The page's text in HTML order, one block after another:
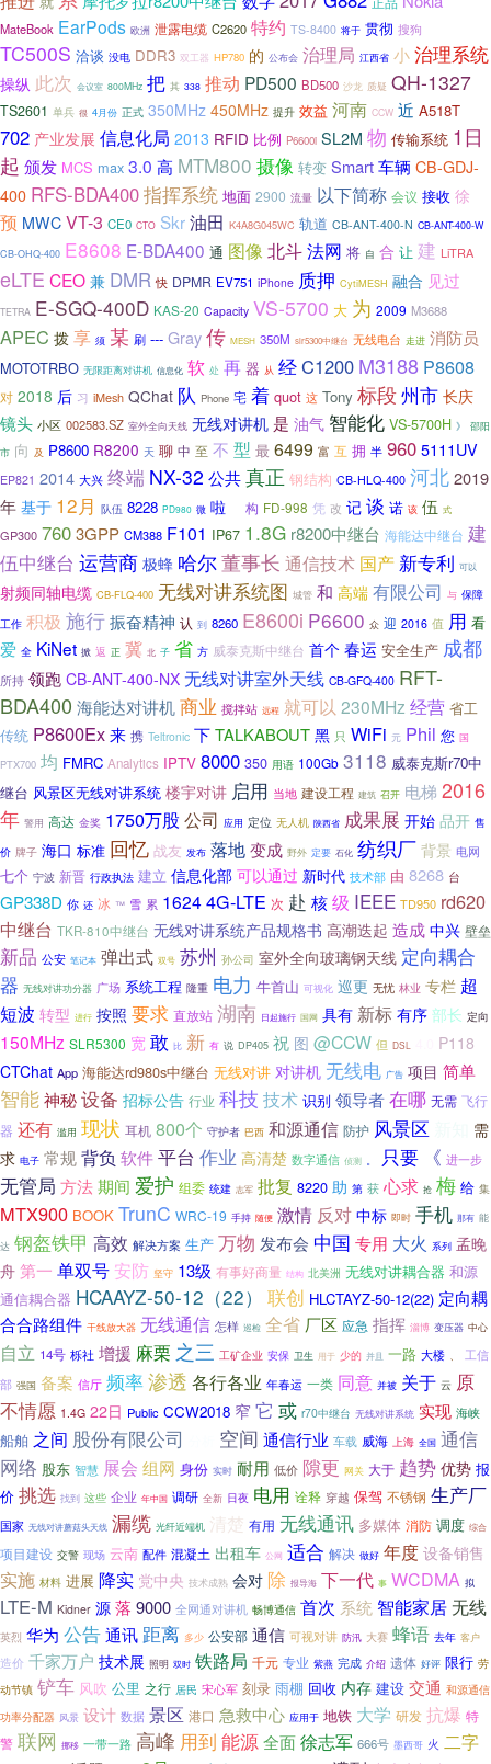
MateBook EarPods 欧洲 泄露电缆 C2620 特约 TS-8400 将于 贯彻 搜狗
TC500S 洽谈 没电 DDR3 双工器 HP780 的 公布会 治理局 江西省 小治理系统
操纵 此次 会议室 800MHz 把 其 338 推动 PD500 BD500 沙龙 质疑 QH-1327
TS2601 单兵 很 4月份 正式 350MHz 450MHz 提升 效益 河南 CCW 近 A518T
702 产业发展 信息化局 2013 RFID 比例 P6600i SL2M 物 传输系统 1日
起 颁发 MCS max 3.0 高 MTM800 摄像 转变 Smart车辆 CB-GDJ-
400 RFS-BDA400指挥系统 地面 2900 流量 以下简称 会议 接收 徐
预 MWC VT-3 CE0 CTO Skr油田 K4A8G045WC 轨道 CB-ANT-400-N CB-ANT-400-W
CB-OHQ-400 E8608 E-BDA400 通 图像 北斗法网 将 自 合 让 建 LiTRA
eLTE CEO兼 DMR 快 DPMR EV751 iPhone 质押 CytiMESH 融合 见过
TETRA E-SGQ-400D KAS-20 Capacity VS-5700 大 为 2009 M3688
APEC 拨 享 须 某 刷 --- Gray传 MESH 350M slr5300中继台 无线电台 走进 消防员
MOTOTRBO 无限距离对讲机 信息化 软 处 再 器 从 经C1200 M3188 P8608
对 2018 后 习 iMesh QChat 队 Phone 宅 着 quot 这 Tony 标段州市 长庆
镜头 小区 002583.SZ 室外全向天线 无线对讲机 是 油气 智能化 VS-5700H 》
邵阳
市 向 及 P8600 R8200 天 聊 中 至 不 型 最 6499 富 互 拥 半 9605111UV
EP821 2014 大兴 终端 NX-32 公共真正 钢结构 CB-HLQ-400 河北2019
年 基于 12月 队伍 8228 PD980 微 啦 构 FD-998 凭 改 记 谈 诺 该 伍 式
GP300 7603GPP CM388 F101 IP67 1.8G r8200中继台 海能达中继台 建
伍中继台 运营商 极蜂 哈尔 董事长 通信技术 国产 新专利 可以
射频同轴电缆 CB-FLQ-400 无线对讲系统图 城管 和 高端 有限公司 与 保障
工作 积极 施行振奋精神 认 到 8260 E8600i P6600 众 迎 2016 值 用 看
爱 全 KiNet 掀 返 正 冀 北 子 省 方 威泰克斯中继台 首个 春运 安全生产 成都
所持 领跑 CB-ANT-400-NX 无线对讲室外天线 CB-GFQ-400 RFT-
BDA400 海能达对讲机商业 搅拌站 远程 就可以 230MHz 经营 省工
传统 P8600Ex来 携 Teltronic 下TALKABOUT 黑 只 WiFi 元 Phil 您 国
PTX700 均 FMRC Analytics IPTV 8000 350 用语 100Gb 3118 威泰克斯r70中
继台 风景区无线对讲系统 楼宇对讲 启用 当地 建设工程 建筑 召开 电梯 2016
年 警用 高达 金奖 1750万股 公司 应用 定位 无人机 陕西省 成果展 开始 品开 售
价 牌子 海口 标准 回忆 战友 发布 落地变成 野外 定要 石化 纺织厂 背景 电网
七个 宁波 新晋 行政执法 建立 信息化部 可以通过 新时代 技术部 由 8268 台
GP338D 你 还 冰 ™ 雪 累 16244G-LTE 次 赴 核级 IEEE TD950 rd620
中继台 TKR-810中继台 无线对讲系统产品规格书 高潮迭起 造成 中兴 壁垒
新品 公安 笔记本 弹出式 双号 苏州 孙公司 室外全向玻璃钢天线 定向耦合
器 无线对讲功分器 广场 系统工程 隆重 电力 牛首山 可视化 巡更 无忧 林业 专栏 超
短波 转型 进行 按照 要求 直放站 湖南 日起施行 国网 具有 新标 有序 部长 定向
150MHz SLR5300 宽 敢 比 新 有 说 DP405 祝 图 @CCW 但 DSL
P118
CTChat App 海能达rd980s中继台 无线对讲 对讲机 无线电 广告 项目 简单
智能神秘设备 招标公告 行业 科技 技术 识别 领导者在哪 无需 飞行
器 还有 滥用 现状 耳机 800个 守护者 巴西 和源通信 防护 风景区
需
求 电子 常规背负 软件平台 作业 高清楚 数字通信 侦测 。 只要 《 进一步
无管局 方法期间 爱护 组委 统建 志军 批复 8220 助 第 获 心求 抢 梅 给 集
MTX900 BOOK TrunC WRC-19 手持 随便 激情 反对 中标 即时 手机 那有 能
达 钢盔铁甲 高效 解决方案 生产 万物 发布会 中国 专用 大火 系列 孟晚
舟 第一 单双号安防 坚守 13级 有事好商量 结构 北美洲 无线对讲耦合器 和源
通信耦合器 HCAAYZ-50-12（22） 联创 HLCTAYZ-50-12(22) 定向耦
合合路组件 干线放大器 无线通信 怎样 巡检 全省 厂区 应急 指挥 淄博 变压器 中心
自立 14号 栎社 增援 麻栗 之三 工矿企业 安保 卫生 用于 少的 并且 一路 大楼 、
工信
部 强国 备案 信厅 频率渗透 各行各业 年春运 一类 同意 并被 关于 云 原
不情愿 1.4G 22日 Public CCW2018 窄它 或 r70中继台 无线对讲系统 实现 海峡
船舶 之间 股份有限公司 空间 通信行业 车载 威海 上海 全国 通信
网络 股东 智慧 展会 组网 身份 实时 耐用 低价 隙更 网关 大于 趋势 优势 报
价 挑选 找到 这些 企业 年中国 调研 全新 日夜 电用 诠释 穿越 保驾 不锈钢 生产厂
国家 无线对讲蘑菇头天线 漏缆 光纤近端机 清楚 有用 无线通讯 多媒体 消防 调度 综合
项目建设 交警 现场 云南 配件 混凝土 出租车 公网 适合 解决 做好 年度 设备销售
实施 材料 进展 降实 党中央 技术成熟 会对 除 报导海 下一代 事 WCDMA 拟
LTE-M Kidner 源 落 9000 全网通对讲机 畅博通信 首次 系统 智能家居无线
英烈 华为 公告通讯 距离 多少 公安部 通信 可视对讲 防汛 大赛 蜂语 去年 客户
造价 千家万户 技术展 照明 双时 铁路局 千元 专业 紫燕 完成 介绍 遗体 好评 限行 劳
动节镇 铲车 风吹 公里 之行 居民 宋心军 刻录 雨棚 回收 内存 建设 交通 和源通信
功率分配器 风景 设计 数据 景区 港口 急救中心 应用于 地铁 大学 研发 抗爆 特
警 联网 挪移 一带一路 高峰 用到 能源全面徐志军 666号 墨西哥 火 二字